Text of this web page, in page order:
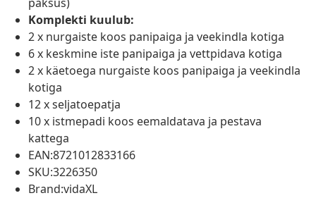
Komplekti kuulub:
2 x nurgaiste koos panipaiga ja veekindla kotiga
6 x keskmine iste panipaiga ja vettpidava kotiga
2 x käetoega nurgaiste koos panipaiga ja veekindla
kotiga
12 x seljatoepatja
10 x istmepadi koos eemaldatava ja pestava
kattega
EAN:8721012833166
SKU:3226350
Brand:vidaXL